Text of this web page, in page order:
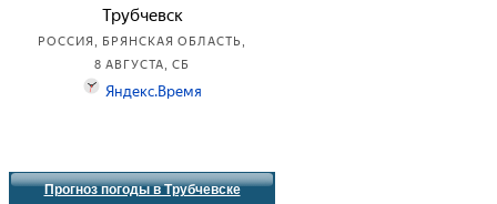
Прогноз погоды в Трубчевске